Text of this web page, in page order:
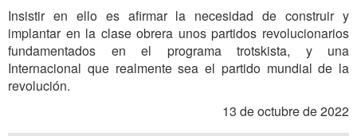
Insistir en ello es afirmar la necesidad de construir y
implantar en la clase obrera unos partidos revolucionarios
fundamentados en el programa trotskista, y una
Internacional que realmente sea el partido mundial de la
revolución.
13 de octubre de 2022